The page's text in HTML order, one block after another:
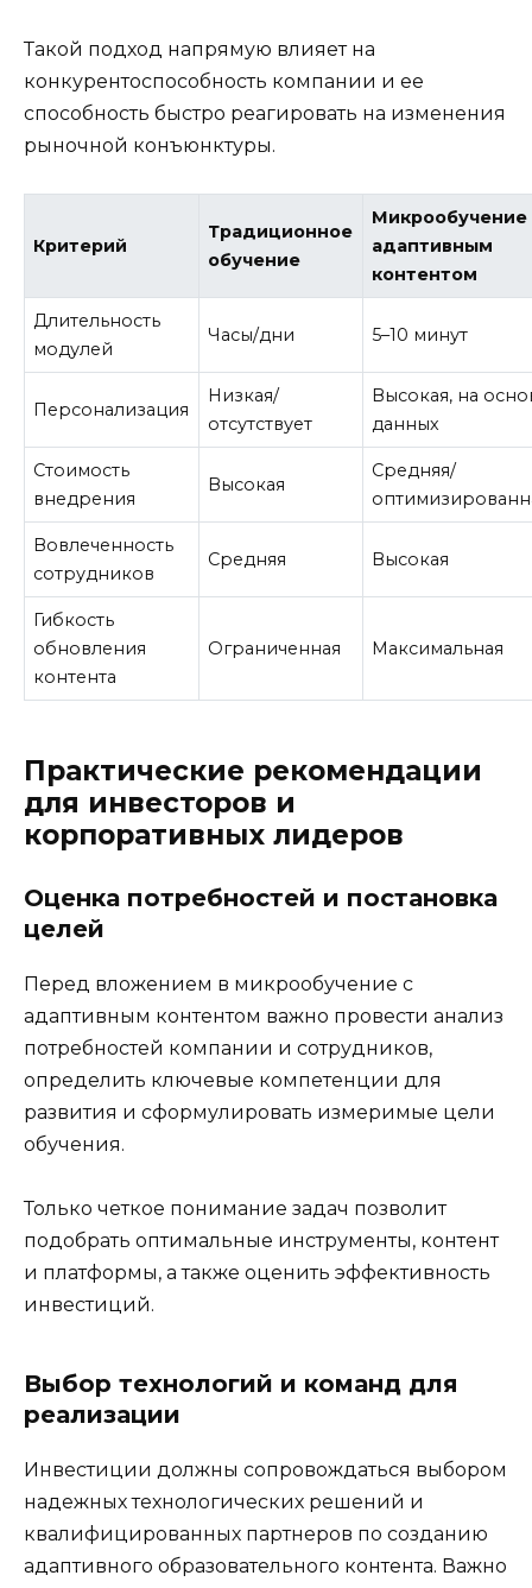
Такой подход напрямую влияет на
конкурентоспособность компании и ее
способность быстро реагировать на изменения
рыночной конъюнктуры.
Критерий
Традиционное
обучение
Микрообучение
адаптивным
контентом
Длительность
модулей
Часы/дни 5–10 минут
Персонализация
Низкая/
отсутствует
Высокая, на
данных
Стоимость
внедрения
Высокая
Средняя/
Вовлеченность
сотрудников
Средняя Высокая
Гибкость
обновления
контента
Ограниченная Максимальная
Практические рекомендации
для инвесторов и
корпоративных лидеров
Оценка потребностей и постановка
целей
Перед вложением в микрообучение с
адаптивным контентом важно провести анализ
потребностей компании и сотрудников,
определить ключевые компетенции для
развития и сформулировать измеримые цели
обучения.
Только четкое понимание задач позволит
подобрать оптимальные инструменты, контент
и платформы, а также оценить эффективность
инвестиций.
Выбор технологий и команд для
реализации
Инвестиции должны сопровождаться выбором
надежных технологических решений и
квалифицированных партнеров по созданию
адаптивного образовательного контента. Важно